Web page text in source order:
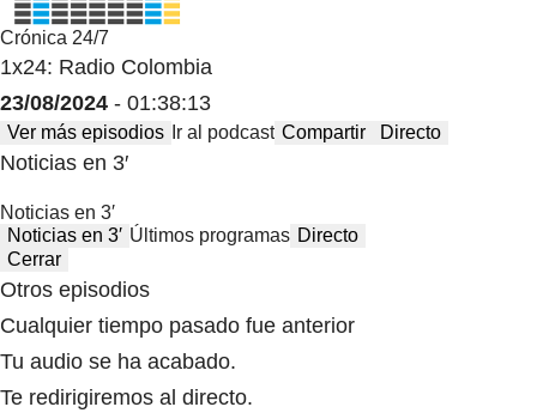
Crónica 24/7
1x24: Radio Colombia
23/08/2024 - 01:38:13
Ver más episodios Ir al podcast Compartir Directo
Noticias en 3′
Noticias en 3′
Noticias en 3′ Últimos programas Directo
Cerrar
Otros episodios
Cualquier tiempo pasado fue anterior
Tu audio se ha acabado.
Te redirigiremos al directo.